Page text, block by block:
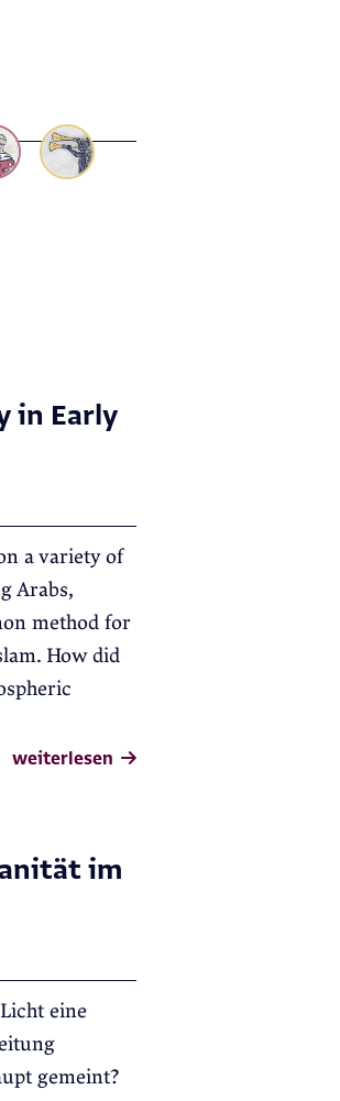
in Early
a variety of
Arabs,
method for
How did
weiterlesen
im
eine
gemeint?